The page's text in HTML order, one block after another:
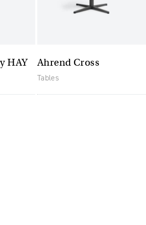
HAY Ahrend Cross
Tables